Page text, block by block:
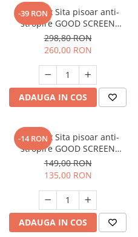
-39 RON
SET: 12 x Sita pisoar anti-
stropire GOOD SCREEN
PROScent 60+, Purple Berry
298,80 RON
260,00 RON
ADAUGA IN COS
-14 RON
SET: 10 x Sita pisoar anti-
stropire GOOD SCREEN
PowerFresh 30+, Purple Berry
149,00 RON
135,00 RON
ADAUGA IN COS